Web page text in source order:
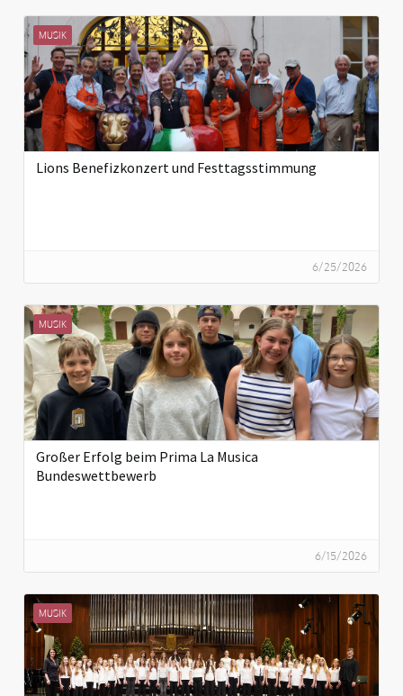
MUSIK
Lions Benefizkonzert und Festtagsstimmung
6/25/2026
MUSIK
Großer Erfolg beim Prima La Musica
Bundeswettbewerb
6/15/2026
MUSIK